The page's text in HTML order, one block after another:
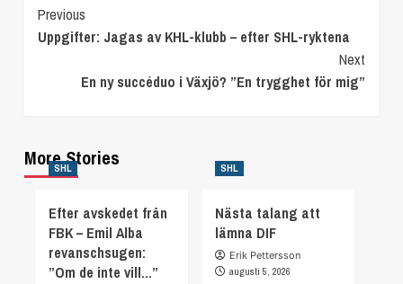
Continue
Reading
Previous
Uppgifter: Jagas av KHL-klubb – efter SHL-ryktena
Next
En ny succéduo i Växjö? ”En trygghet för mig”
More Stories
SHL
Efter avskedet från
FBK – Emil Alba
revanschsugen:
”Om de inte vill…”
SHL
Nästa talang att
lämna DIF
Erik Pettersson
augusti 5, 2026